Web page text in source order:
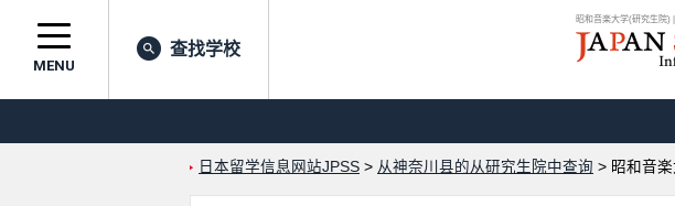
昭和音楽大学(研究生院)
MENU
查找学校
日本留学信息网站JPSS > 从神奈川县的从研究生院中查询 > 昭和音